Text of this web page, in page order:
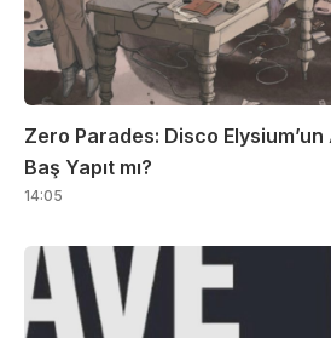
Zero Parades: Disco Elysium’un
Baş Yapıt mı?
14:05